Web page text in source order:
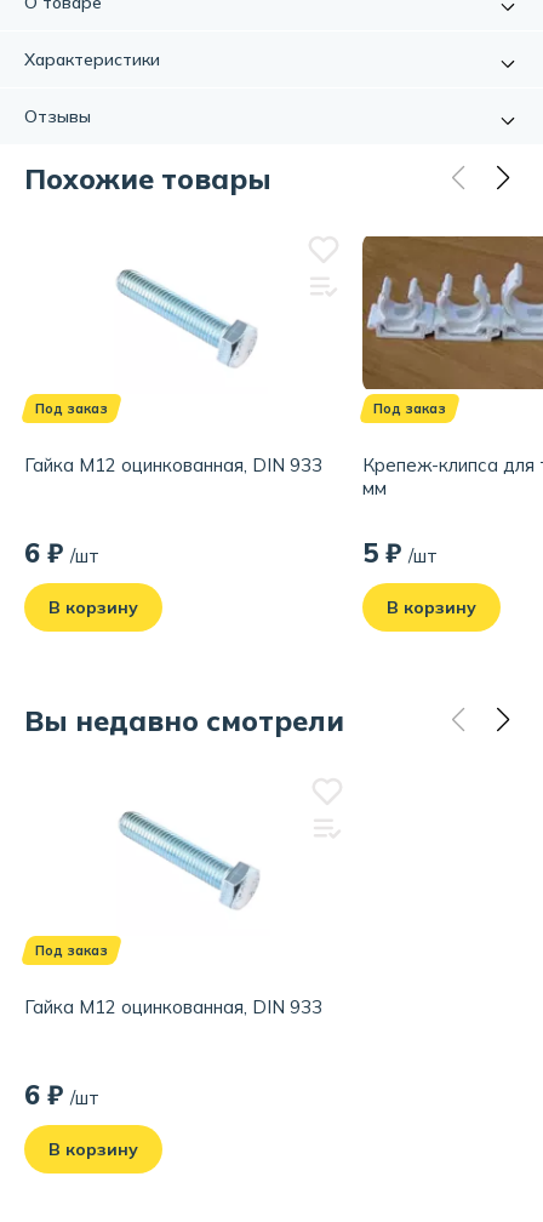
предназначены для создания разъемного соединения
соответствующего диаметра. Цинковое покрытие
Характеристики
Материал:
Отзывы
Отзывов еще нет, но вы можете стать первым!
Обратите внимание на качество, удобство и соответствие
заявленным характеристикам.
Написать отзыв
Похожие товары
Под заказ
Гайка М12 оцинкованная, DIN 933
6 ₽ /шт
В корзину
Под заказ
Крепеж-клипса
мм
5 ₽ /шт
В корзину
Вы недавно смотрели
Под заказ
Гайка М12 оцинкованная, DIN 933
6 ₽ /шт
В корзину